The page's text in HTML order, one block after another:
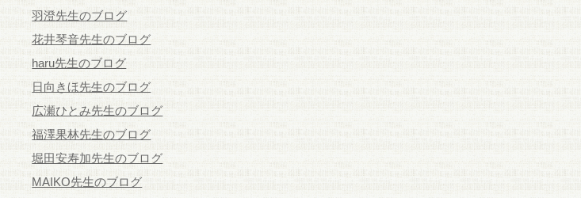
羽澄先生のブログ
花井琴音先生のブログ
haru先生のブログ
日向きほ先生のブログ
広瀬ひとみ先生のブログ
福澤果林先生のブログ
堀田安寿加先生のブログ
MAIKO先生のブログ